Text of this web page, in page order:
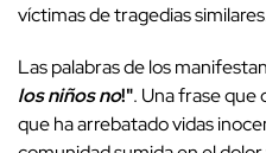
víctimas de tragedias
Las palabras de los
los niños no!". Una frase que
que ha arrebatado vidas